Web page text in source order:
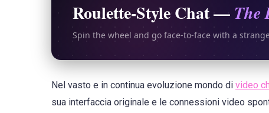
Roulette-Style Chat — The
Spin the wheel and go face-to-face with a
Nel vasto e in continua evoluzione mondo di video
sua interfaccia originale e le connessioni video